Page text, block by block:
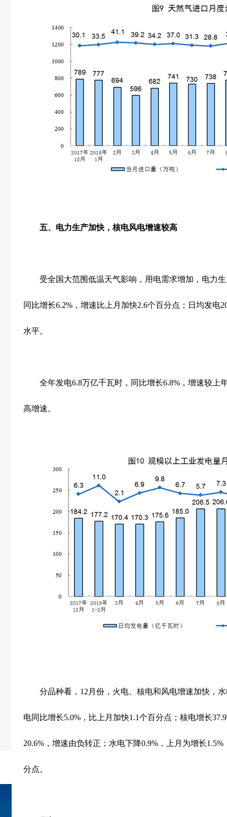
五、电力生产加快，核电风电增速较高
受全国大范围低温天气影响，用电需求增加，电力生
同比增长6.2% ，增速比上月加快2.6个百分点；日均发电
水平。
全年发电6.8万亿千瓦时，同比增长6.8% ，增速较上
高增速。
分品种看， 12 月份，火电、核电和风电增速加快，
电同比增长5.0% ，比上月加快1.1个百分点；核电增长
20.6% ，增速由负转正；水电下降0.9% ，上月为增长1.5%
分点。